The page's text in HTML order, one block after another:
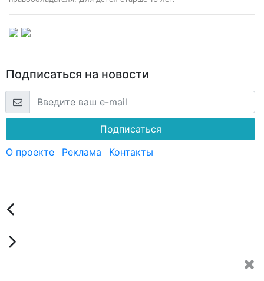
Подписаться на новости
Подписаться
О проекте
Реклама Контакты